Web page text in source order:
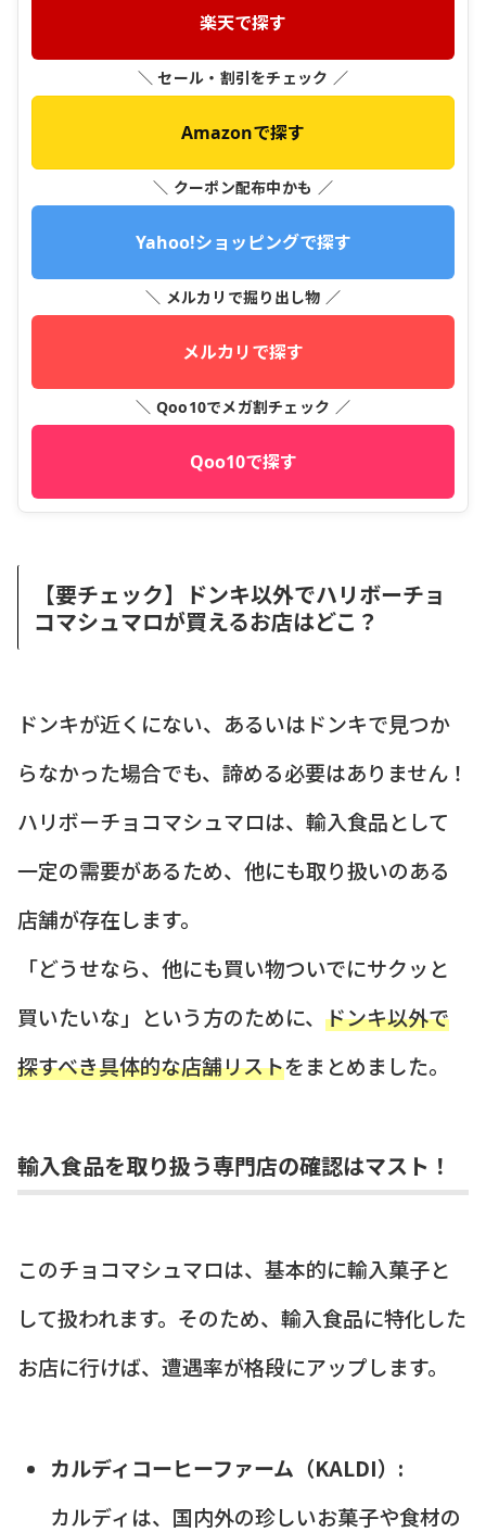
楽天で探す
＼ セール・割引をチェック ／
Amazonで探す
＼ クーポン配布中かも ／
Yahoo!ショッピングで探す
＼ メルカリで掘り出し物 ／
メルカリで探す
＼ Qoo10でメガ割チェック ／
Qoo10で探す
【要チェック】ドンキ以外でハリボーチョ
コマシュマロが買えるお店はどこ？
ドンキが近くにない、あるいはドンキで見つか
らなかった場合でも、諦める必要はありません！
ハリボーチョコマシュマロは、輸入食品として
一定の需要があるため、他にも取り扱いのある
店舗が存在します。
「どうせなら、他にも買い物ついでにサクッと
買いたいな」という方のために、 ドンキ以外で
探すべき具体的な店舗リストをまとめました。
輸入食品を取り扱う専門店の確認はマスト！
このチョコマシュマロは、基本的に輸入菓子と
して扱われます。そのため、輸入食品に特化した
お店に行けば、遭遇率が格段にアップします。
カルディコーヒーファーム（KALDI）:
カルディは、国内外の珍しいお菓子や食材の